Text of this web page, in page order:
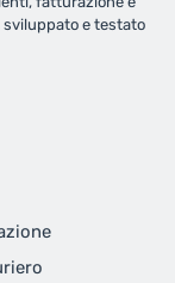
sviluppato e testato